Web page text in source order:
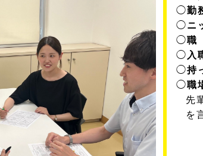
◯勤
◯ニ
◯職
◯ 入
◯持
◯職
先
を